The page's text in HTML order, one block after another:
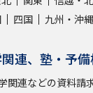
四国 九州・沖縄
連、塾・予
関連などの資料請